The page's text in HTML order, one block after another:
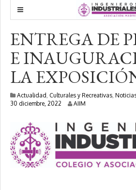
ENTREGA DE
E
LA
Actualidad , Culturales y Recreativas,
30 diciembre, 2022
r
,
2
0
AIIM